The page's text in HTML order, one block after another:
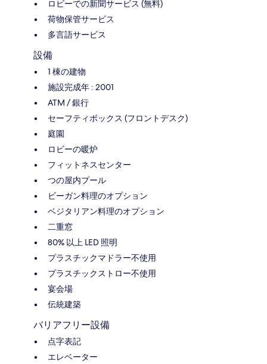
ロビーでの新聞サービス (無料)
荷物保管サービス
多言語サービス
設備
1 棟の建物
施設完成年 : 2001
ATM / 銀行
セーフティボックス (フロントデスク)
庭園
ロビーの暖炉
フィットネスセンター
つの屋内プール
ビーガン料理のオプション
ベジタリアン料理のオプション
二重窓
80% 以上 LED 照明
プラスチックマドラー不使用
プラスチックストロー不使用
宴会場
伝統建築
バリアフリー設備
点字表記
エレベーター